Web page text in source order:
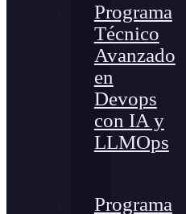
Programa
Técnico
Avanzado
en
Devops
con IA y
LLMOps
Programa